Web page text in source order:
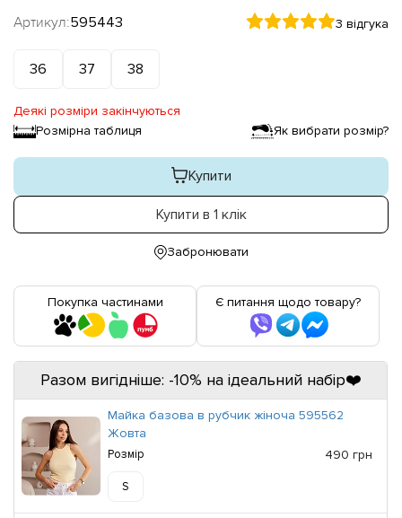
Артикул:595443 3 відгука
36 37 38
Деякі розміри закінчуються
Розмірна таблиця
Як вибрати розмір?
Купити
Купити в 1 клік
Забронювати
Покупка частинами Є питання щодо товару?
Разом вигідніше: -10% на ідеальний набір❤️
Майка базова в рубчик жіноча 595562
Жовта
Розмір 490 грн
S